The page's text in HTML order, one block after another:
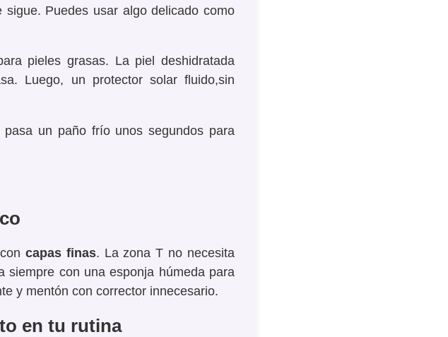
Puedes usar algo delicado como
pieles grasas. La piel deshidratada
Luego, un protector solar fluido,sin
un paño frío unos segundos para
capas finas. La zona T no necesita
siempre con una esponja húmeda para
y mentón con corrector innecesario.
en tu rutina